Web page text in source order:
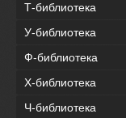
Т-библиотека
У-библиотека
Ф-библиотека
Х-библиотека
Ч-библиотека